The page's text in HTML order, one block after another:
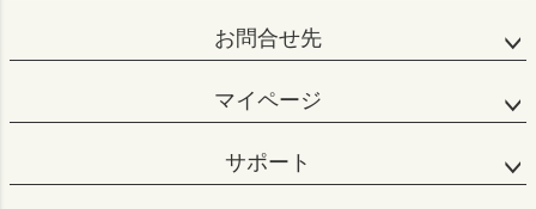
お問合せ先
マイページ
サポート